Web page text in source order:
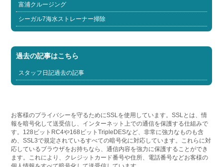
富浦クルージング
シーガル7海水ストレーナー掃除
過去の記事はこちら
スタッフ日記過去の記事
お客様のプライバシーを守るためにSSLを使用しています。SSLとは、情
報を暗号化して送受信し、インターネット上での通信を保護する仕組みで
す。128ビットRC4や168ビットTripleDESなど、非常に強力なものも含
め、SSL3で規定されているすべての暗号化に対応しています。これらに対
応しているブラウザをお持ちなら、通信内容を強力に保護することができ
ます。これにより、クレジットカード番号や住所、電話番号などお客様の